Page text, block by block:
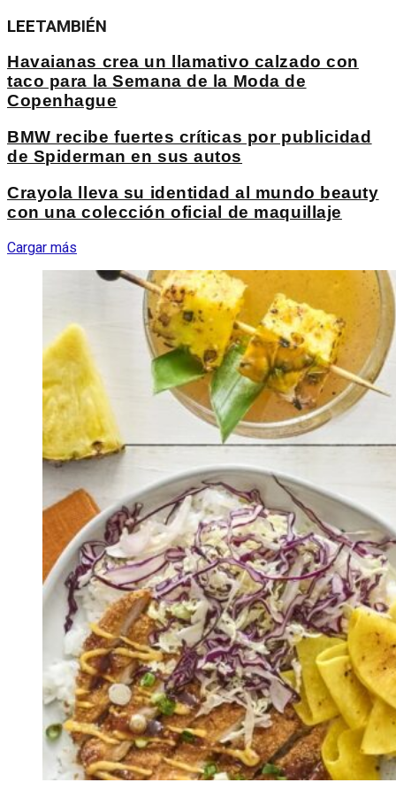
LEETAMBIÉN
Havaianas crea un llamativo calzado con
taco para la Semana de la Moda de
Copenhague
BMW recibe fuertes críticas por publicidad
de Spiderman en sus autos
Crayola lleva su identidad al mundo beauty
con una colección oficial de maquillaje
Cargar más